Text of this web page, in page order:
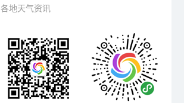
各地天气资讯